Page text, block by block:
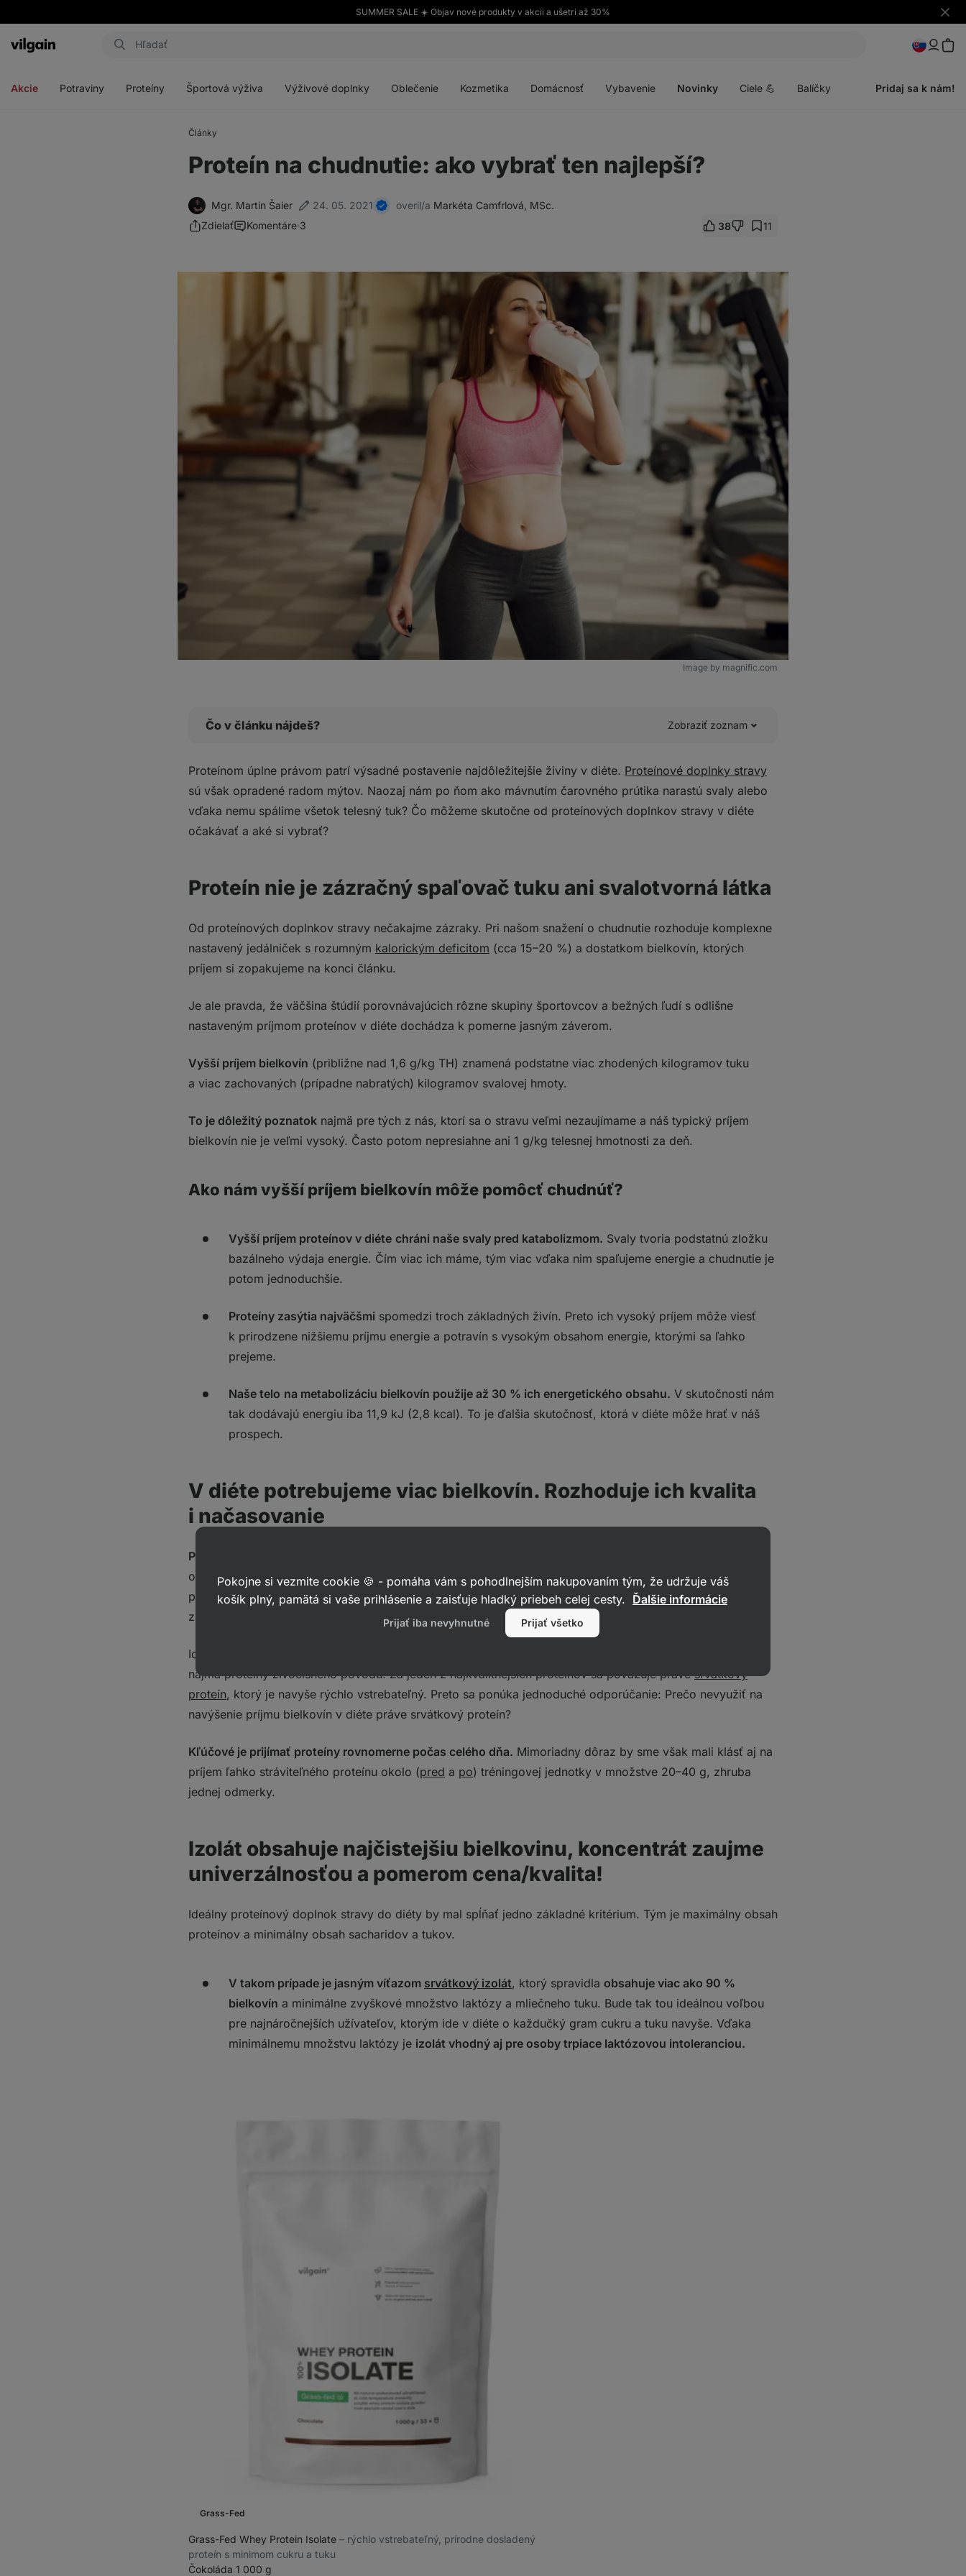
SUMMER SALE ☀️ Objav nové produkty v akcii a ušetri až 30%
Skryť
Eshop
Akcie Potraviny Proteíny Športová výživa Výživové doplnky Oblečenie Kozmetika Domácnosť Vybavenie Novinky Ciele 💪 Balíčky Pridaj sa k nám!
Články
Proteín na chudnutie: ako vybrať ten najlepší?
Mgr. Martin Šaier 24. 05. 2021 overil/a Markéta Camfrlová, MSc.
Zdielať
Komentáre 3 38 11
Image by magnific.com
Čo v článku nájdeš? Zobraziť zoznam
Proteín nie je zázračný spaľovač tuku ani svalotvorná látka
Ako nám vyšší príjem bielkovín môže pomôcť chudnúť?
V diéte potrebujeme viac bielkovín. Rozhoduje ich kvalita i načasovanie
Izolát obsahuje najčistejšiu bielkovinu, koncentrát zaujme univerzálnosťou a pomerom cena/kvalita!
Špeciálny proteín do diéty
Proteínom úplne právom patrí výsadné postavenie najdôležitejšie živiny v diéte. Proteínové doplnky stravy
sú však opradené radom mýtov. Naozaj nám po ňom ako mávnutím čarovného prútika narastú svaly alebo
vďaka nemu spálime všetok telesný tuk? Čo môžeme skutočne od proteínových doplnkov stravy v diéte
očakávať a aké si vybrať?
Proteín nie je zázračný spaľovač tuku ani svalotvorná látka
Od proteínových doplnkov stravy nečakajme zázraky. Pri našom snažení o chudnutie rozhoduje komplexne
nastavený jedálniček s rozumným kalorickým deficitom (cca 15–20 %) a dostatkom bielkovín, ktorých
príjem si zopakujeme na konci článku.
Je ale pravda, že väčšina štúdií porovnávajúcich rôzne skupiny športovcov a bežných ľudí s odlišne
nastaveným príjmom proteínov v diéte dochádza k pomerne jasným záverom.
Vyšší príjem bielkovín (približne nad 1,6 g/kg TH) znamená podstatne viac zhodených kilogramov tuku
a viac zachovaných (prípadne nabratých) kilogramov svalovej hmoty.
To je dôležitý poznatok najmä pre tých z nás, ktorí sa o stravu veľmi nezaujímame a náš typický príjem
bielkovín nie je veľmi vysoký. Často potom nepresiahne ani 1 g/kg telesnej hmotnosti za deň.
Ako nám vyšší príjem bielkovín môže pomôcť chudnúť?
Vyšší príjem proteínov v diéte chráni naše svaly pred katabolizmom. Svaly tvoria podstatnú zložku
bazálneho výdaja energie. Čím viac ich máme, tým viac vďaka nim spaľujeme energie a chudnutie je
potom jednoduchšie.
Proteíny zasýtia najväčšmi spomedzi troch základných živín. Preto ich vysoký príjem môže viesť
k prirodzene nižšiemu príjmu energie a potravín s vysokým obsahom energie, ktorými sa ľahko
prejeme.
Naše telo na metabolizáciu bielkovín použije až 30 % ich energetického obsahu. V skutočnosti nám
tak dodávajú energiu iba 11,9 kJ (2,8 kcal). To je ďalšia skutočnosť, ktorá v diéte môže hrať v náš
prospech.
V diéte potrebujeme viac bielkovín. Rozhoduje ich kvalita
i načasovanie
Pre väčšinu z nás bude
odporúčania pre tvrdo trénujúcich športovcov znie až 2,3–3,1 g/kg beztukovej TH,čo nemusí byť
prostredníctvom bežnej stravy vôbec ľahké prijať. Tieto odporúčania sa tak pomerne značne líšia od
základného príjmu pre bežnú populáciu 0,8–1,0 g/kg TH, ktorá nešportuje a neusiluje sa o chudnutie.
Ideálne je voliť zdroje s vysokou využiteľnosťou (biologickou hodnotou) pre náš organizmus, kam sa radia
najmä proteíny živočíšneho pôvodu.Za jeden z najkvalitnejších proteínov sa považuje právesrvátkový
proteín, ktorý je navyše rýchlo vstrebateľný. Preto sa ponúka jednoduché odporúčanie: Prečo nevyužiť na
navýšenie príjmu bielkovín v diéte práve srvátkový proteín?
Kľúčové je prijímať proteíny rovnomerne počas celého dňa. Mimoriadny dôraz by sme však mali klásť aj na
príjem ľahko stráviteľného proteínu okolo (pred a po) tréningovej jednotky v množstve 20–40 g, zhruba
jednej odmerky.
Izolát obsahuje najčistejšiu bielkovinu, koncentrát zaujme
univerzálnosťou a pomerom cena/kvalita!
Ideálny proteínový doplnok stravy do diéty by mal spĺňať jedno základné kritérium. Tým je maximálny obsah
proteínov a minimálny obsah sacharidov a tukov.
V takom prípade je jasným víťazom srvátkový izolát, ktorý spravidla obsahuje viac ako 90 %
bielkovín a minimálne zvyškové množstvo laktózy a mliečneho tuku. Bude tak tou ideálnou voľbou
pre najnáročnejších užívateľov, ktorým ide v diéte o každučký gram cukru a tuku navyše. Vďaka
minimálnemu množstvu laktózy je izolát vhodný aj pre osoby trpiace laktózovou intoleranciou.
Grass-Fed
Grass-Fed Whey Protein Isolate ⁠–⁠ rýchlo vstrebateľný, prírodne dosladený
proteín s minimom cukru a tuku
Čokoláda 1 000 g
Pokojne si vezmite cookie 🍪 - pomáha vám s pohodlnejším nakupovaním tým, že udržuje váš
košík plný, pamätá si vaše prihlásenie a zaisťuje hladký priebeh celej cesty. Ďalšie informácie
Prijať iba nevyhnutné Prijať všetko